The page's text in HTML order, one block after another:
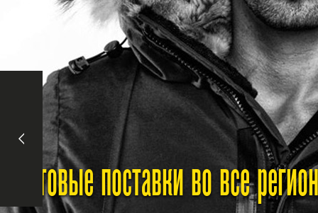
Оптовые поставки во все